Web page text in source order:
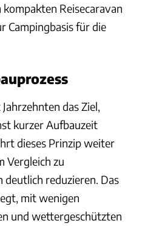
Reisecaravan
Campingbasis für die
das Ziel,
kurzer Aufbauzeit
dieses Prinzip weiter
Vergleich zu
deutlich reduzieren. Das
mit wenigen
und wettergeschützten